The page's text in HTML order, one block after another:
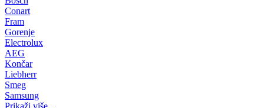
Conart
Fram
Gorenje
Electrolux
AEG
Končar
Liebherr
Smeg
Samsung
Prikaži više ...